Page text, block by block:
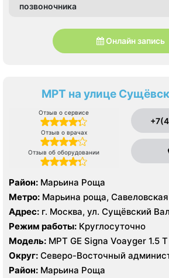
позвоночника
Онлайн запись
МРТ на улице
Отзыв о сервисе
Отзыв о врачах
Отзыв об оборудовании
Район: Марьина Роща
Метро: Марьина роща, Савеловская
Адрес: г. Москва, ул. Сущёвский
Режим работы: Круглосуточно
Модель: МРТ GE Signa Voayger 1.5 Т
Округ: Северо-Восточный
Район: Марьина Роща